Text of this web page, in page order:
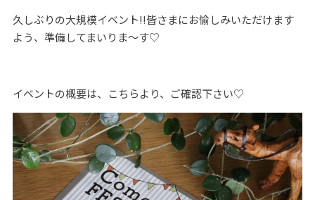
久しぶりの大規模イベント‼皆さまにお愉しみいただけます
よう、準備してまいりま～す♡
イベントの概要は、こちらより、ご確認下さい♡